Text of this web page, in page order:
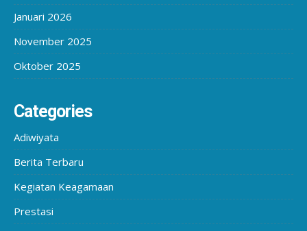
Januari 2026
November 2025
Oktober 2025
Categories
Adiwiyata
Berita Terbaru
Kegiatan Keagamaan
Prestasi